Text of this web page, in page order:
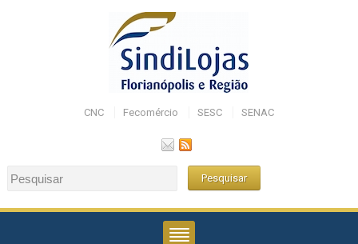
CNC Fecomércio SESC SENAC